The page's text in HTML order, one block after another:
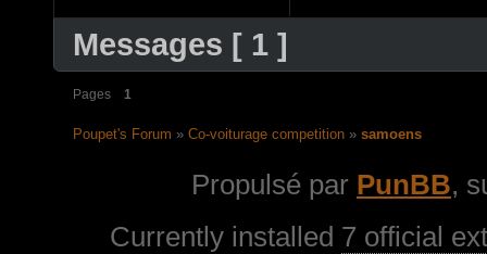
Messages [ 1 ]
Pages 1
Poupet's Forum »Co-voiturage competition »samoens
Propulsé par PunBB,
Currently installed 7 official